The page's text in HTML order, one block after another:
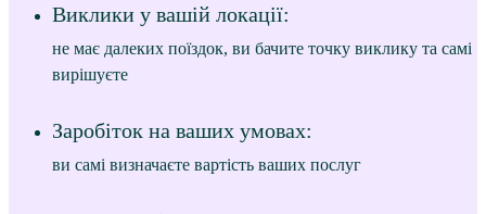
Виклики у вашій локації:
не має далеких поїздок, ви бачите точку виклику та самі
вирішуєте
Заробіток на ваших умовах:
ви самі визначаєте вартість ваших послуг